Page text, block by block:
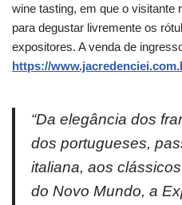
wine tasting, em que o visitante
para degustar livremente os
expositores. A venda de
https://
“Da elegância dos
dos portugueses,
italiana, aos
do Novo Mundo, a